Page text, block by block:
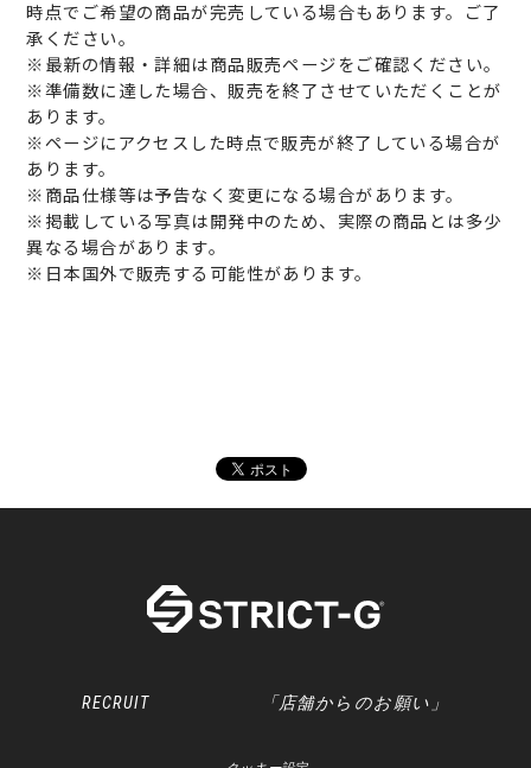
時点でご希望の商品が完売している場合もあります。ご了
承ください。
※最新の情報・詳細は商品販売ページをご確認ください。
※準備数に達した場合、販売を終了させていただくことが
あります。
※ページにアクセスした時点で販売が終了している場合が
あります。
※商品仕様等は予告なく変更になる場合があります。
※掲載している写真は開発中のため、実際の商品とは多少
異なる場合があります。
※日本国外で販売する可能性があります。
RECRUIT 「店舗からのお願い」